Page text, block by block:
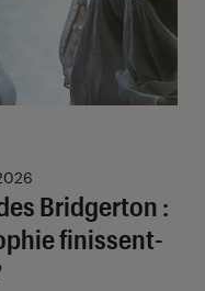
Bridgerton :
finissent-